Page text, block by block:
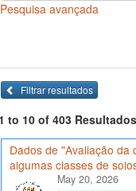
Pesquisa avançada
Filtrar resultados
to 10 of 403 Resultados
Dados de "Avaliação
algumas classes de
May 20, 2026